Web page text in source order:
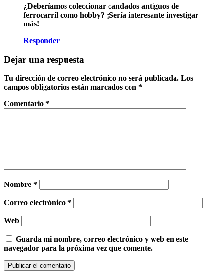
¿Deberíamos coleccionar candados antiguos de
ferrocarril como hobby? ¡Sería interesante investigar
más!
Responder
Dejar una respuesta
Tu dirección de correo electrónico no será publicada. Los
campos obligatorios están marcados con *
Comentario *
Nombre *
Correo electrónico *
Web
Guarda mi nombre, correo electrónico y web en este
navegador para la próxima vez que comente.